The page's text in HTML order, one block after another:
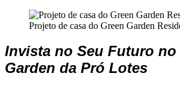
Projeto de casa do Green Garden
Invista no Seu Futuro no
Garden da Pró Lotes